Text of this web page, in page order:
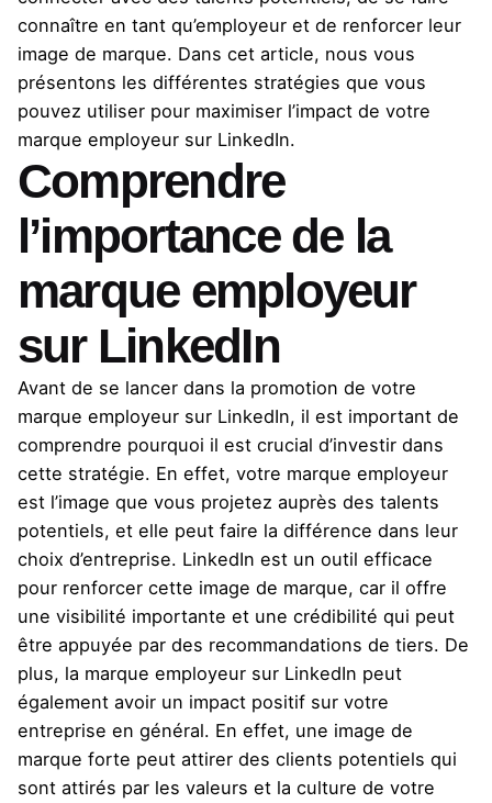
connaître en tant qu’employeur et de renforcer leur
image de marque. Dans cet article, nous vous
présentons les différentes stratégies que vous
pouvez utiliser pour maximiser l’impact de votre
marque employeur sur LinkedIn.
Comprendre
l’importance de la
marque employeur
sur LinkedIn
Avant de se lancer dans la promotion de votre
marque employeur sur LinkedIn, il est important de
comprendre pourquoi il est crucial d’investir dans
cette stratégie. En effet, votre marque employeur
est l’image que vous projetez auprès des talents
potentiels, et elle peut faire la différence dans leur
choix d’entreprise. LinkedIn est un outil efficace
pour renforcer cette image de marque, car il offre
une visibilité importante et une crédibilité qui peut
être appuyée par des recommandations de tiers. De
plus, la marque employeur sur LinkedIn peut
également avoir un impact positif sur votre
entreprise en général. En effet, une image de
marque forte peut attirer des clients potentiels qui
sont attirés par les valeurs et la culture de votre